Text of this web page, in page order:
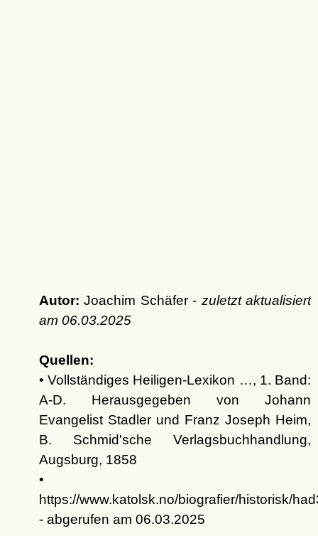
Autor: Joachim Schäfer - zuletzt aktualisiert
am 06.03.2025
Quellen:
• Vollständiges Heiligen-Lexikon …, 1. Band:
A-D. Herausgegeben von Johann
Evangelist Stadler und Franz Joseph Heim,
B. Schmid'sche Verlagsbuchhandlung,
Augsburg, 1858
•
https://www.katolsk.no/biografier/historisk/
- abgerufen am 06.03.2025